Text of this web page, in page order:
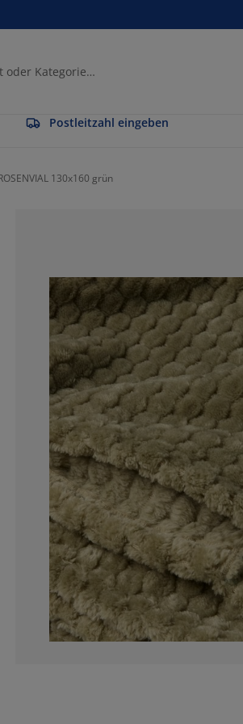
Postleitzahl eingeben
130x160 grün